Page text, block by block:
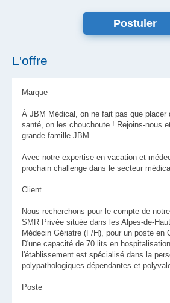
L'offre
Marque
À JBM Médical, on ne fait pas que placer
santé, on les chouchoute ! Rejoins-nous
grande famille JBM.
Avec notre expertise en vacation et
prochain challenge dans le secteur
Client
Nous recherchons pour le compte de
SMR Privée située dans les Alpes-de-
Médecin Gériatre (F/H), pour un poste en
D'une capacité de 70 lits en
l'établissement est spécialisé dans la
polypathologiques dépendantes et
Poste